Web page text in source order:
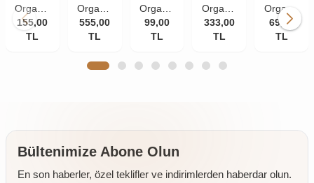
Organik
Bitkim
84
Öğütülmüş
gr
155,00
TL
Organik
Bitkim
Akgünlük
(Günlük-
555,00
TL
Organik
Bitkim
Tane
(İri
99,00
TL
Organik
Bitkim
Damla
10 gr
333,00
TL
Organik
Bitkim
Zerdeçal
69,00
TL
Bültenimize Abone Olun
En son haberler, özel teklifler ve indirimlerden haberdar olun.